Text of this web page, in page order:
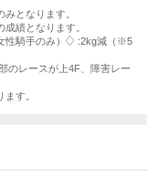
となります。
績となります。
騎手のみ）
:2kg減（※5
のレースが上4F、障害レー
す。